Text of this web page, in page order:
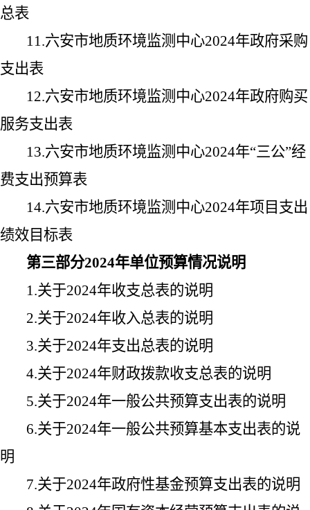
总表
11.六安市地质环境监测中心2024年政府采购
支出表
12.六安市地质环境监测中心2024年政府购买
服务支出表
13.六安市地质环境监测中心2024年“三公”经
费支出预算表
14.六安市地质环境监测中心2024年项目支出
绩效目标表
第三部分2024年单位预算情况说明
1.关于2024年收支总表的说明
2.关于2024年收入总表的说明
3.关于2024年支出总表的说明
4.关于2024年财政拨款收支总表的说明
5.关于2024年一般公共预算支出表的说明
6.关于2024年一般公共预算基本支出表的说
明
7.关于2024年政府性基金预算支出表的说明